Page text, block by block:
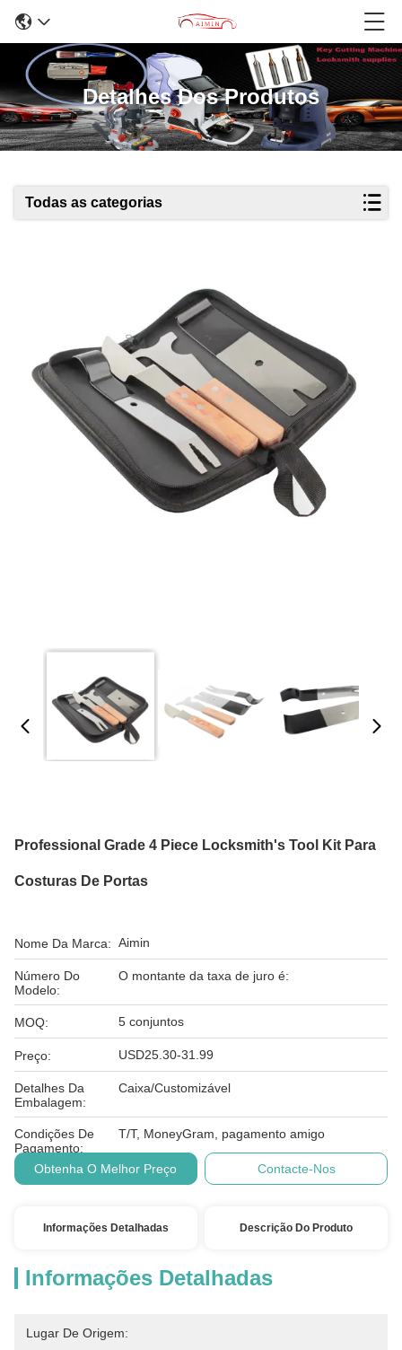
Detalhes Dos Produtos
Todas as categorias
Professional Grade 4 Piece Locksmith's Tool Kit Para
Costuras De Portas
Nome Da Marca: Aimin
Número Do
Modelo:
O montante da taxa de juro é:
MOQ: 5 conjuntos
Preço: USD25.30-31.99
Detalhes Da
Embalagem:
Caixa/Customizável
Condições De
Pagamento:
T/T, MoneyGram, pagamento amigo
Obtenha O Melhor Preço Contacte-Nos
Informações Detalhadas Descrição Do Produto
Informações Detalhadas
Lugar De Origem: